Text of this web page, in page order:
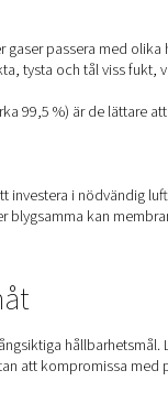
roll vid
samtidigt som
jäsning,
skonsam